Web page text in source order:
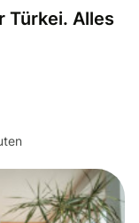
Türkei. Alles